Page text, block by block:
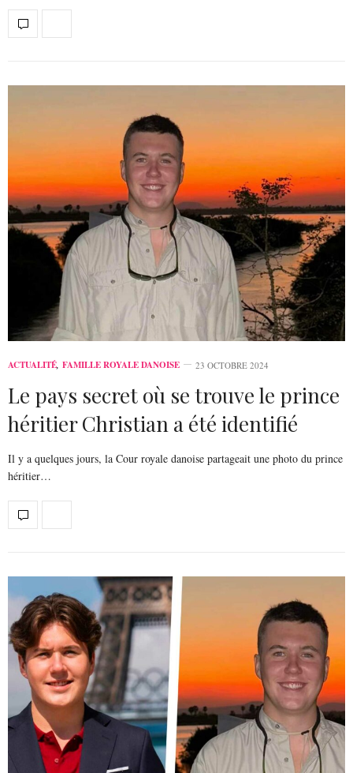
ACTUALITÉ, FAMILLE ROYALE DANOISE 23 OCTOBRE 2024
Le pays secret où se trouve le prince
héritier Christian a été identifié
Il y a quelques jours, la Cour royale danoise partageait une photo du prince
héritier…